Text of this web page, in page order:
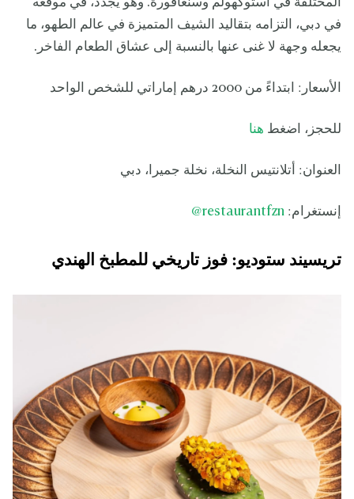
في دبي، التزامه بتقاليد الشيف المتميزة في عالم الطهو، ما
يجعله وجهة لا غنى عنها بالنسبة إلى عشاق الطعام الفاخر.
الأسعار: ابتداءً من 2000 درهم إماراتي للشخص الواحد
للحجز، اضغط هنا
العنوان: أتلانتيس النخلة، نخلة جميرا، دبي
إنستغرام: restaurantfzn
@
تريسيند ستوديو: فوز تاريخي للمطبخ الهندي